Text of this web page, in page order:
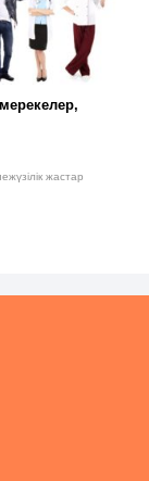
жастар